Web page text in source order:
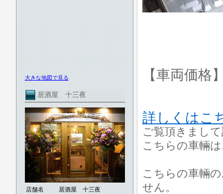
大きな地図で見る
居酒屋 十三夜
店舗名 居酒屋 十三夜
【車両価格
詳しくはこ
ご覧頂きまし
こちらの車輛
こちらの車輛
せん。